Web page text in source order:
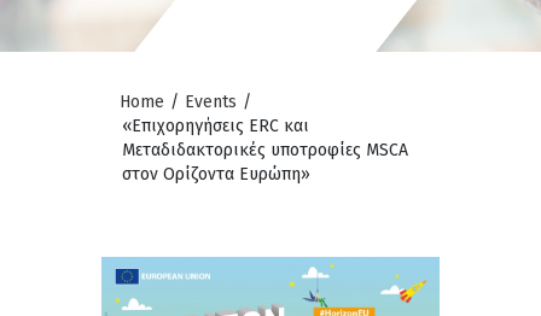
Home / Events /
«Επιχορηγήσεις ERC και
Μεταδιδακτορικές υποτροφίες MSCA
στον Ορίζοντα Ευρώπη»